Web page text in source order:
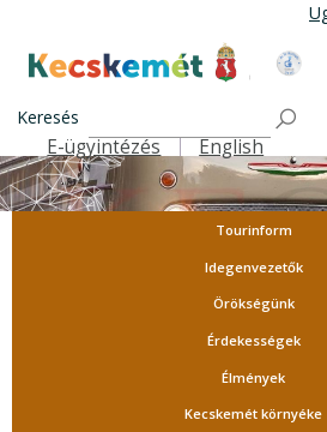
tartalomra
Kecskemét Város
Keresés
Felső navigáció
E-ügyintézés English
Tourinform
Idegenvezetők
Örökségünk
Érdekességek
Élmények
Kecskemét környéke